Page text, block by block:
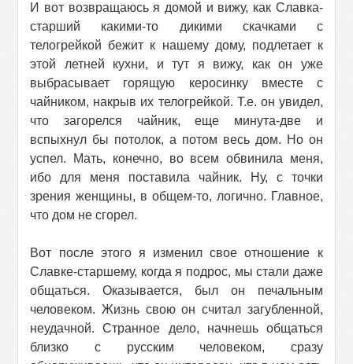
И вот возвращаюсь я домой и вижу, как Славка-
старший какими-то дикими скачками с
телогрейкой бежит к нашему дому, подлетает к
этой летней кухни, и тут я вижу, как он уже
выбрасывает горящую керосинку вместе с
чайником, накрыв их телогрейкой. Т.е. он увидел,
что загорелся чайник, еще минута-две и
вспыхнул бы потолок, а потом весь дом. Но он
успел. Мать, конечно, во всем обвинила меня,
ибо для меня поставила чайник. Ну, с точки
зрения женщины, в общем-то, логично. Главное,
что дом не сгорел.
Вот после этого я изменил свое отношение к
Славке-старшему, когда я подрос, мы стали даже
общаться. Оказывается, был он печальным
человеком. Жизнь свою он считал загубленной,
неудачной. Странное дело, начнешь общаться
близко с русским человеком, сразу